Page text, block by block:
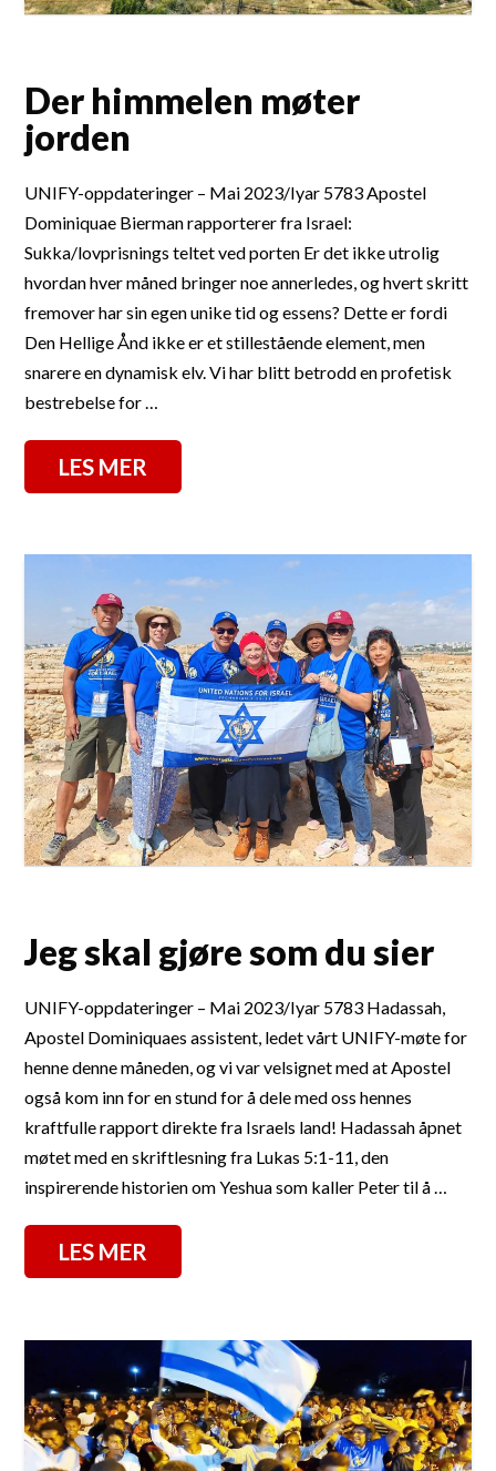
Der himmelen møter
jorden
UNIFY-oppdateringer – Mai 2023/Iyar 5783 Apostel
Dominiquae Bierman rapporterer fra Israel:
Sukka/lovprisnings teltet ved porten Er det ikke utrolig
hvordan hver måned bringer noe annerledes, og hvert skritt
fremover har sin egen unike tid og essens? Dette er fordi
Den Hellige Ånd ikke er et stillestående element, men
snarere en dynamisk elv. Vi har blitt betrodd en profetisk
bestrebelse for …
LES MER
Jeg skal gjøre som du sier
UNIFY-oppdateringer – Mai 2023/Iyar 5783 Hadassah,
Apostel Dominiquaes assistent, ledet vårt UNIFY-møte for
henne denne måneden, og vi var velsignet med at Apostel
også kom inn for en stund for å dele med oss hennes
kraftfulle rapport direkte fra Israels land! Hadassah åpnet
møtet med en skriftlesning fra Lukas 5:1-11, den
inspirerende historien om Yeshua som kaller Peter til å …
LES MER